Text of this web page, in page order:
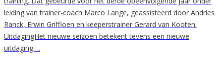
leiding van trainer-coach Marco Lange, geassisteerd door Andries
Ranck, Erwin Griffioen en keeperstrainer Gerard van Kooten.
UitdagingHet nieuwe seizoen betekent tevens een nieuwe
uitdaging….